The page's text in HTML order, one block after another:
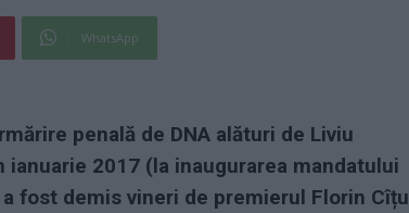
WhatsApp
penală de DNA alături de Liviu
ianuarie 2017 (la inaugurarea mandatului
fost demis vineri de premierul Florin Cîțu